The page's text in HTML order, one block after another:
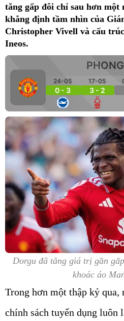
tăng gấp đôi chỉ sau hơn một
khẳng định tầm nhìn của
Christopher Vivell và cấu
Ineos.
24-05
0 - 3
17-05
3 - 2
Dorgu đã tăng giá trị gần
khoác áo
Trong hơn một thập kỷ qua,
chính sách tuyển dụng luôn